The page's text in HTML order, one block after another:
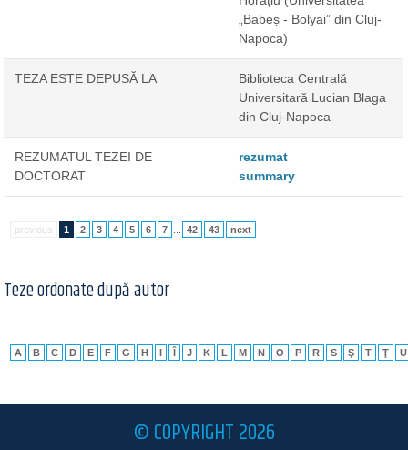
„Babeș - Bolyai” din Cluj-
Napoca)
TEZA ESTE DEPUSĂ LA
Biblioteca Centrală
Universitară Lucian Blaga
din Cluj-Napoca
REZUMATUL TEZEI DE
DOCTORAT
rezumat
summary
previous 1 2 3 4 5 6 7 42 43 next
Teze ordonate după autor
A B C D E F G H I Î J K L M N O P R S Ş T Ţ U
© COPYRIGHT 2026